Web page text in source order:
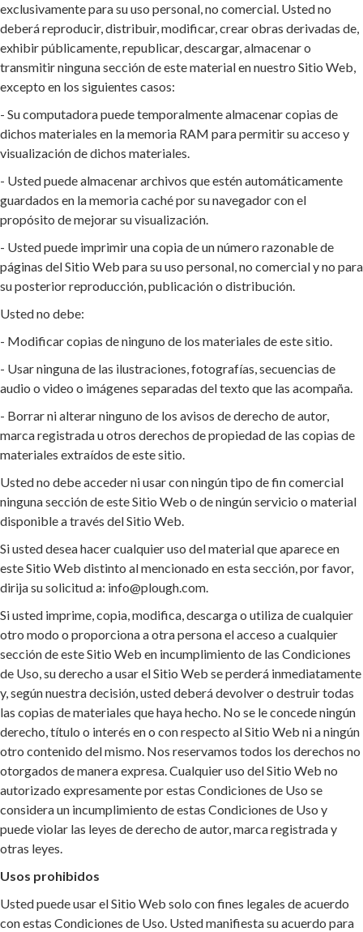
exclusivamente para su uso personal, no comercial. Usted no
deberá reproducir, distribuir, modificar, crear obras derivadas de,
exhibir públicamente, republicar, descargar, almacenar o
transmitir ninguna sección de este material en nuestro Sitio Web,
excepto en los siguientes casos:
- Su computadora puede temporalmente almacenar copias de
dichos materiales en la memoria RAM para permitir su acceso y
visualización de dichos materiales.
- Usted puede almacenar archivos que estén automáticamente
guardados en la memoria caché por su navegador con el
propósito de mejorar su visualización.
- Usted puede imprimir una copia de un número razonable de
páginas del Sitio Web para su uso personal, no comercial y no para
su posterior reproducción, publicación o distribución.
Usted no debe:
- Modificar copias de ninguno de los materiales de este sitio.
- Usar ninguna de las ilustraciones, fotografías, secuencias de
audio o video o imágenes separadas del texto que las acompaña.
- Borrar ni alterar ninguno de los avisos de derecho de autor,
marca registrada u otros derechos de propiedad de las copias de
materiales extraídos de este sitio.
Usted no debe acceder ni usar con ningún tipo de fin comercial
ninguna sección de este Sitio Web o de ningún servicio o material
disponible a través del Sitio Web.
Si usted desea hacer cualquier uso del material que aparece en
este Sitio Web distinto al mencionado en esta sección, por favor,
dirija su solicitud a: info@plough.com.
Si usted imprime, copia, modifica, descarga o utiliza de cualquier
otro modo o proporciona a otra persona el acceso a cualquier
sección de este Sitio Web en incumplimiento de las Condiciones
de Uso, su derecho a usar el Sitio Web se perderá inmediatamente
y, según nuestra decisión, usted deberá devolver o destruir todas
las copias de materiales que haya hecho. No se le concede ningún
derecho, título o interés en o con respecto al Sitio Web ni a ningún
otro contenido del mismo. Nos reservamos todos los derechos no
otorgados de manera expresa. Cualquier uso del Sitio Web no
autorizado expresamente por estas Condiciones de Uso se
considera un incumplimiento de estas Condiciones de Uso y
puede violar las leyes de derecho de autor, marca registrada y
otras leyes.
Usos prohibidos
Usted puede usar el Sitio Web solo con fines legales de acuerdo
con estas Condiciones de Uso. Usted manifiesta su acuerdo para